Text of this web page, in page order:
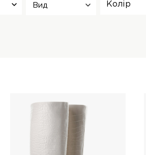
Вид Колір